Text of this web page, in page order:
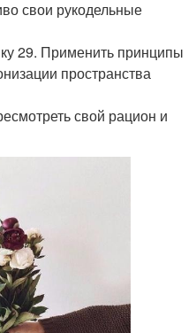
свои рукодельные
29. Применить принципы
пространства
свой рацион и